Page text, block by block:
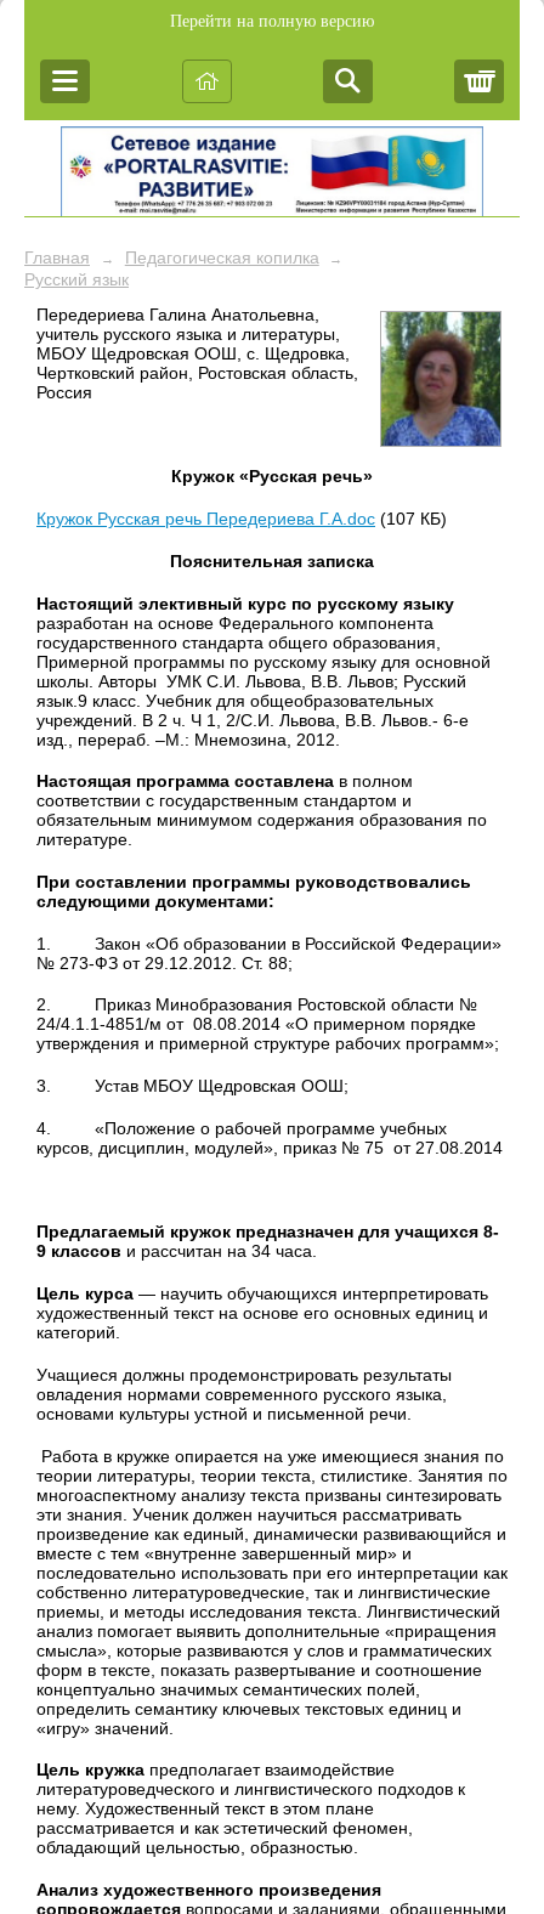
Перейти на полную версию
Главная → Педагогическая копилка →
Русский язык
Передериева Галина Анатольевна,
учитель русского языка и литературы,
МБОУ Щедровская ООШ, с. Щедровка,
Чертковский район, Ростовская область,
Россия
Кружок «Русская речь»
Кружок Русская речь Передериева Г.А.doc (107 КБ)
Пояснительная записка
Настоящий элективный курс по русскому языку
разработан на основе Федерального компонента
государственного стандарта общего образования,
Примерной программы по русскому языку для основной
школы. Авторы УМК С.И. Львова, В.В. Львов; Русский
язык.9 класс. Учебник для общеобразовательных
учреждений. В 2 ч. Ч 1, 2/С.И. Львова, В.В. Львов.- 6-е
изд., перераб. –М.: Мнемозина, 2012.
Настоящая программа составлена в полном
соответствии с государственным стандартом и
обязательным минимумом содержания образования по
литературе.
При составлении программы руководствовались
следующими документами:
1. Закон «Об образовании в Российской Федерации»
№ 273-ФЗ от 29.12.2012. Ст. 88;
2. Приказ Минобразования Ростовской области №
24/4.1.1-4851/м от 08.08.2014 «О примерном порядке
утверждения и примерной структуре рабочих программ»;
3. Устав МБОУ Щедровская ООШ;
4. «Положение о рабочей программе учебных
курсов, дисциплин, модулей», приказ № 75 от 27.08.2014
Предлагаемый кружок предназначен для учащихся 8-
9 классов и рассчитан на 34 часа.
Цель курса — научить обучающихся интерпретировать
художественный текст на основе его основных единиц и
категорий.
Учащиеся должны продемонстрировать результаты
овладения нормами современного русского языка,
основами культуры устной и письменной речи.
Работа в кружке опирается на уже имеющиеся знания по
теории литературы, теории текста, стилистике. Занятия по
многоаспектному анализу текста призваны синтезировать
эти знания. Ученик должен научиться рассматривать
произведение как единый, динамически развивающийся и
вместе с тем «внутренне завершенный мир» и
последовательно использовать при его интерпретации как
собственно литературоведческие, так и лингвистические
приемы, и методы исследования текста. Лингвистический
анализ помогает выявить дополнительные «приращения
смысла», которые развиваются у слов и грамматических
форм в тексте, показать развертывание и соотношение
концептуально значимых семантических полей,
определить семантику ключевых текстовых единиц и
«игру» значений.
Цель кружка предполагает взаимодействие
литературоведческого и лингвистического подходов к
нему. Художественный текст в этом плане
рассматривается и как эстетический феномен,
обладающий цельностью, образностью.
Анализ художественного произведения
сопровождается вопросами и заданиями, обращенными